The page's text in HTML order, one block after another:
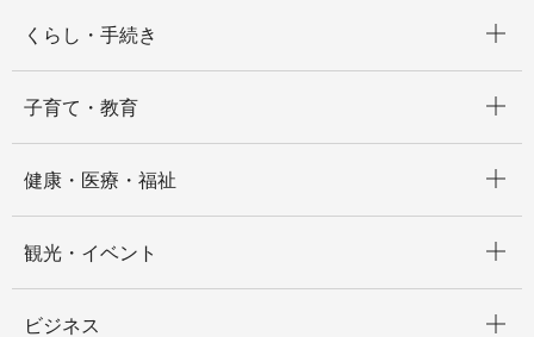
くらし・手続き
子育て・教育
健康・医療・福祉
観光・イベント
ビジネス